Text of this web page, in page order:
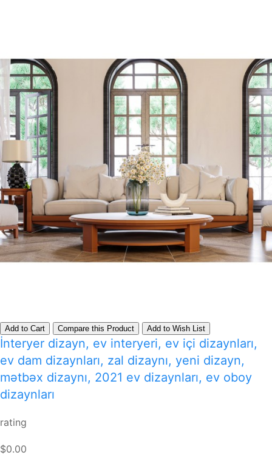
Add to Cart Compare this Product Add to Wish List
İnteryer dizayn, ev interyeri, ev içi dizaynları,
ev dam dizaynları, zal dizaynı, yeni dizayn,
mətbəx dizaynı, 2021 ev dizaynları, ev oboy
dizaynları
rating
$0.00